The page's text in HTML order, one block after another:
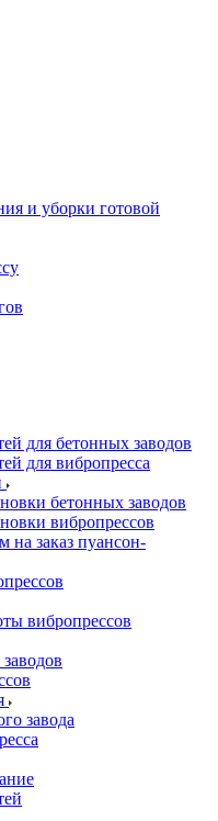
и уборки готовой
для бетонных заводов
для вибропресса
бетонных заводов
вибропрессов
на заказ пуансон-
вибропрессов
завода